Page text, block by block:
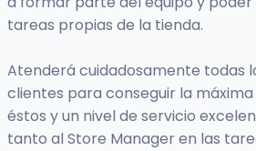
tareas propias de la tienda.
Atenderá cuidadosamente todas
clientes para conseguir la
éstos y un nivel de servicio
tanto al Store Manager en las